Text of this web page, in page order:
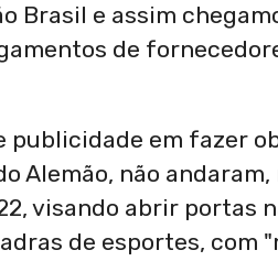
Brasil e assim
de
em fazer
Alemão, não
visando abrir portas
de esportes, com